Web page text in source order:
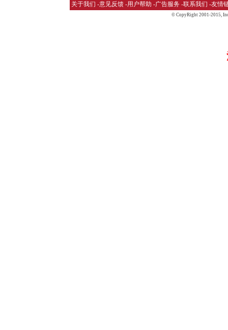
关于我们 -意见反馈 -用户帮助 -广告服务 -联系我们 -友情
© CopyRight 2001-2015,